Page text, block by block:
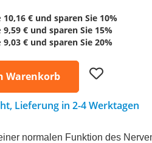
10,16 € und sparen Sie10%
9,59 € und sparen Sie15%
9,03 € und sparen Sie20%
Warenkorb
List
Lieferung in 2-4 Werktagen
normalen Funktion des